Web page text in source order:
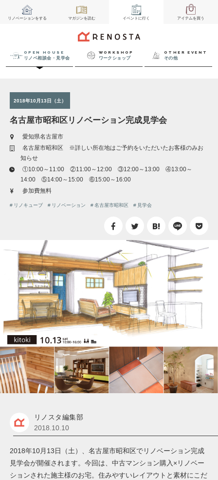
リノベーションをする マガジンを読む イベント に行く アイテムを買う
OPEN HOUSE
リノベ相談会・見学会
WORKSHOP
ワークショップ
OTHER EVENT
その他
2018年10月13日（土）
名古屋市昭和区リノベーション完成見学会
愛知県名古屋市
名古屋市昭和区 ※詳しい所在地はご予約をいただいたお客様のみお
知らせ
①10:00～11:00 ②11:00～12:00 ③12:00～13:00 ④13:00～
14:00 ⑤14:00～15:00 ⑥15:00～16:00
参加費無料
リノキューブ リノベーション 名古屋市昭和区 見学会
リノスタ編集部
2018.10.10
2018年10月13日（土）、名古屋市昭和区でリノベーション完成
見学会が開催されます。今回は、中古マンション購入×リノベー
ションされた施主様のお宅。住みやすいレイアウトと素材にこだ